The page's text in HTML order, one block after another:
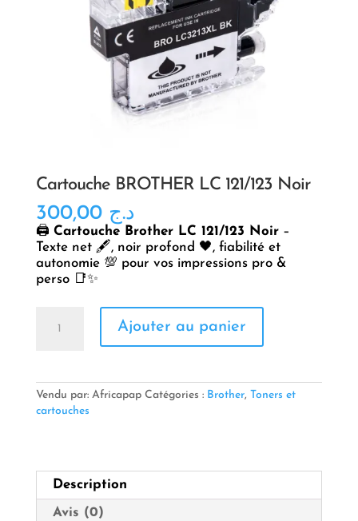
Cartouche BROTHER LC 121/123 Noir
د.ج 300,00
🖨️ Cartouche Brother LC 121/123 Noir–
Texte net 🖋️, noir profond 🖤, fiabilité et
autonomie 💯 pour vos impressions pro &
perso 📑✨
121/123
Noir
Ajouter au panier
Vendu par: Africapap Catégories : Brother, Toners et
cartouches
Description
Avis (0)